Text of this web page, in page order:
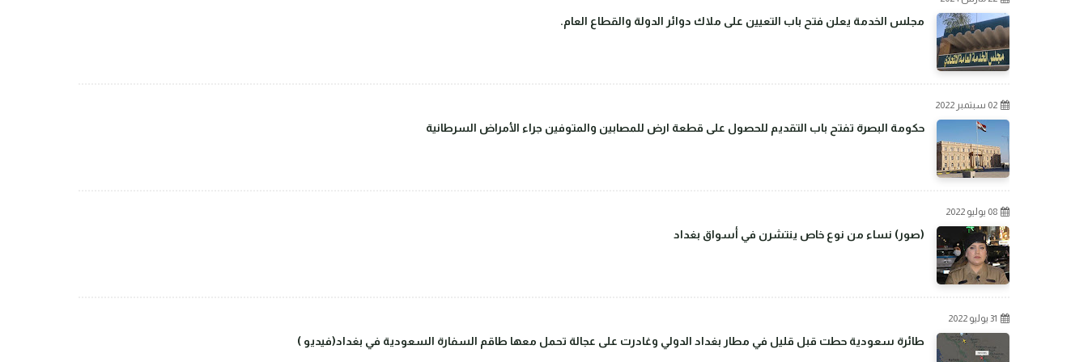
مجلس الخدمة يعلن فتح باب التعيين على ملاك دوائر الدولة والقطاع العام.
02 سبتمبر 2022
حكومة البصرة تفتح باب التقديم للحصول على قطعة ارض للمصابين والمتوفين جراء الأمراض السرطانية
08 يوليو 2022
(صور) نساء من نوع خاص ينتشرن في أسواق بغداد
31 يوليو 2022
طائرة سعودية حطت قبل قليل في مطار بغداد الدولي وغادرت على عجالة تحمل معها طاقم السفارة السعودية في بغداد(فيديو )